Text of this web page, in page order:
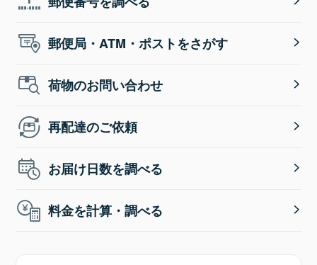
郵便局・ATM・ポストをさがす
荷物のお問い合わせ
再配達のご依頼
お届け日数を調べる
料金を計算・調べる